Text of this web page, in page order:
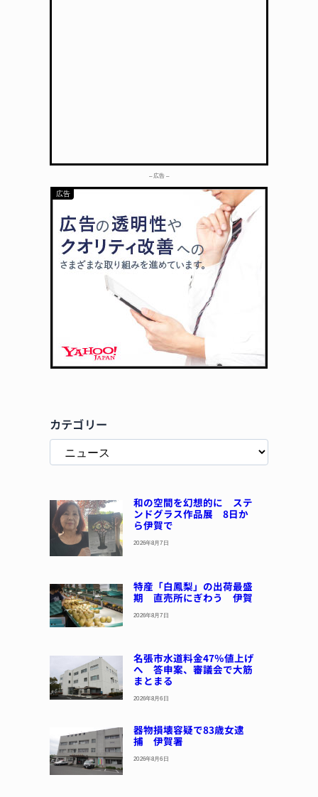
– 広告 –
カテゴリー
和の空間を幻想的に ステ
ンドグラス作品展 8日か
ら伊賀で
2026年8月7日
特産「白鳳梨」の出荷最盛
期 直売所にぎわう 伊賀
2026年8月7日
名張市水道料金47％値上げ
へ 答申案、審議会で大筋
まとまる
2026年8月6日
器物損壊容疑で83歳女逮
捕 伊賀署
2026年8月6日